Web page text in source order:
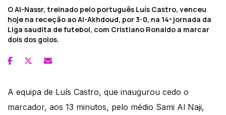
O Al-Nassr, treinado pelo português Luís Castro, venceu
hoje na receção ao Al-Akhdoud, por 3-0, na 14ª jornada da
Liga saudita de futebol, com Cristiano Ronaldo a marcar
dois dos golos.
A equipa de Luís Castro, que inaugurou cedo o
marcador, aos 13 minutos, pelo médio Sami Al Naji,